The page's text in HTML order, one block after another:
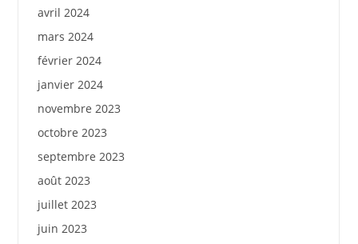
avril 2024
mars 2024
février 2024
janvier 2024
novembre 2023
octobre 2023
septembre 2023
août 2023
juillet 2023
juin 2023